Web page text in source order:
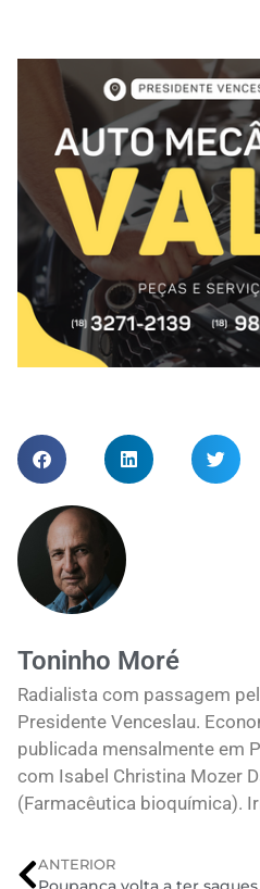
Toninho Moré
Radialista com passagem
Presidente Venceslau.
publicada mensalmente em
com Isabel Christina Mozer
(Farmacêutica bioquímica).
ANTERIOR